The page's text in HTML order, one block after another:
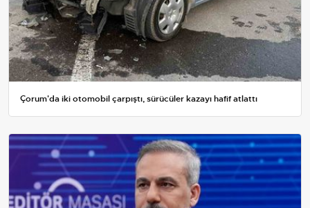
Çorum'da iki otomobil çarpıştı, sürücüler kazayı hafif atlattı